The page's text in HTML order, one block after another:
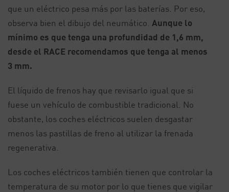
que un eléctrico pesa más por las baterías. Por eso,
observa bien el dibujo del neumático. Aunque lo
mínimo es que tenga una profundidad de 1,6 mm,
desde el RACE recomendamos que tenga al menos
3 mm.
El líquido de frenos hay que revisarlo igual que si
fuese un vehículo de combustible tradicional. No
obstante, los coches eléctricos suelen desgastar
menos las pastillas de freno al utilizar la frenada
regenerativa.
Los coches eléctricos también tienen que controlar la
temperatura de su motor por lo que tienes que vigilar